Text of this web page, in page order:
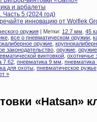
и арбалеты
5 (2024 год)
инновацию от Wolfiek
оружия | Метки: 12.7 мм 45
все о пневматическом оружии
оружие
законодательство оружие
винтовкой охотничье
7.62 пневматика 9 мм пневматика
для охоты пневматическое ружье
»
«Hatsan»